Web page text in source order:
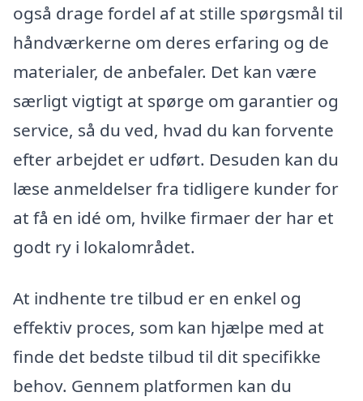
også drage fordel af at stille spørgsmål til
håndværkerne om deres erfaring og de
materialer, de anbefaler. Det kan være
særligt vigtigt at spørge om garantier og
service, så du ved, hvad du kan forvente
efter arbejdet er udført. Desuden kan du
læse anmeldelser fra tidligere kunder for
at få en idé om, hvilke firmaer der har et
godt ry i lokalområdet.
At indhente tre tilbud er en enkel og
effektiv proces, som kan hjælpe med at
finde det bedste tilbud til dit specifikke
behov. Gennem platformen kan du